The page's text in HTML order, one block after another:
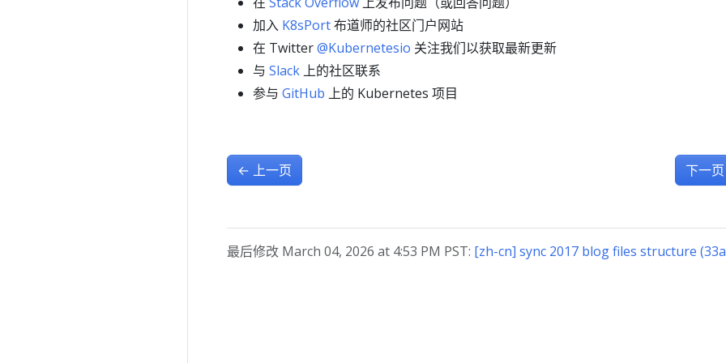
加入 K8sPort布道师的社区门户网站
在 Twitter@Kubernetesio 关注我们以获取最新更新
与 Slack 上的社区联系
参与 GitHub 上的 Kubernetes 项目
← 上一页 下一页
最后修改 March 04, 2026 at 4:53 PM PST: [zh-cn] sync 2017 blog files structure